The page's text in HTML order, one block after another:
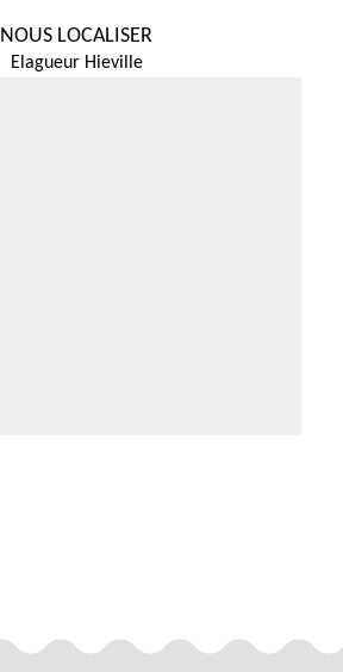
NOUS LOCALISER
Elagueur Hieville